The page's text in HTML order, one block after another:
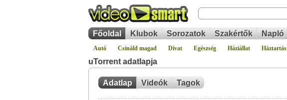
Főoldal Klubok Sorozatok Szakértők Napló
Autó Csináld magad Divat Egészség Háziállat Háztartás
uTorrent adatlapja
Adatlap Videók Tagok